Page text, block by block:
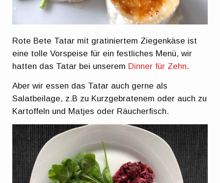
Rote Bete Tatar mit gratiniertem Ziegenkäse ist
eine tolle Vorspeise für ein festliches Menü, wir
hatten das Tatar bei unserem Dinner für Zehn.
Aber wir essen das Tatar auch gerne als
Salatbeilage, z.B zu Kurzgebratenem oder auch zu
Kartoffeln und Matjes oder Räucherfisch.